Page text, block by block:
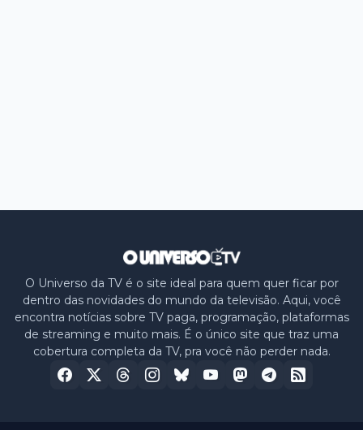
O Universo da TV é o site ideal para quem quer ficar por
dentro das novidades do mundo da televisão. Aqui, você
encontra notícias sobre TV paga, programação, plataformas
de streaming e muito mais. É o único site que traz uma
cobertura completa da TV, pra você não perder nada.